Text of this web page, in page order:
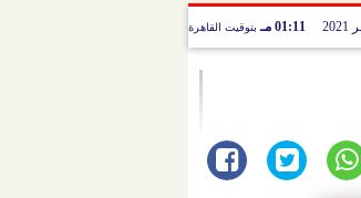
01:11 مـ بتوقيت القاهرة